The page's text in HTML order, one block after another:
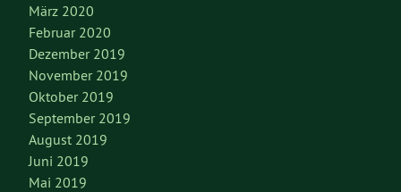
März 2020
Februar 2020
Dezember 2019
November 2019
Oktober 2019
September 2019
August 2019
Juni 2019
Mai 2019